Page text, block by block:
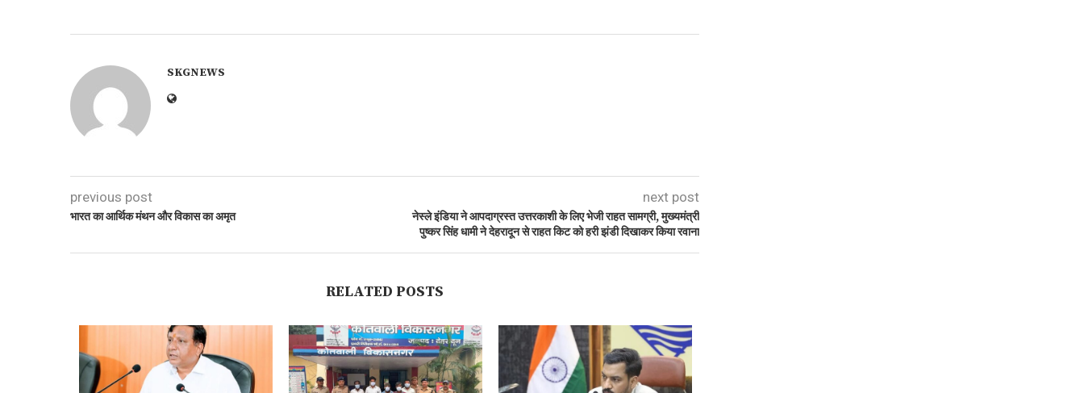
SKGNEWS
previous post
भारत का आर्थिक मंथन और विकास का अमृत
next post
नेस्‍ले इंडिया ने आपदाग्रस्त उत्तरकाशी के लिए भेजी राहत सामग्री, मुख्यमंत्री
पुष्कर सिंह धामी ने देहरादून से राहत किट को हरी झंडी दिखाकर किया रवाना
RELATED POSTS